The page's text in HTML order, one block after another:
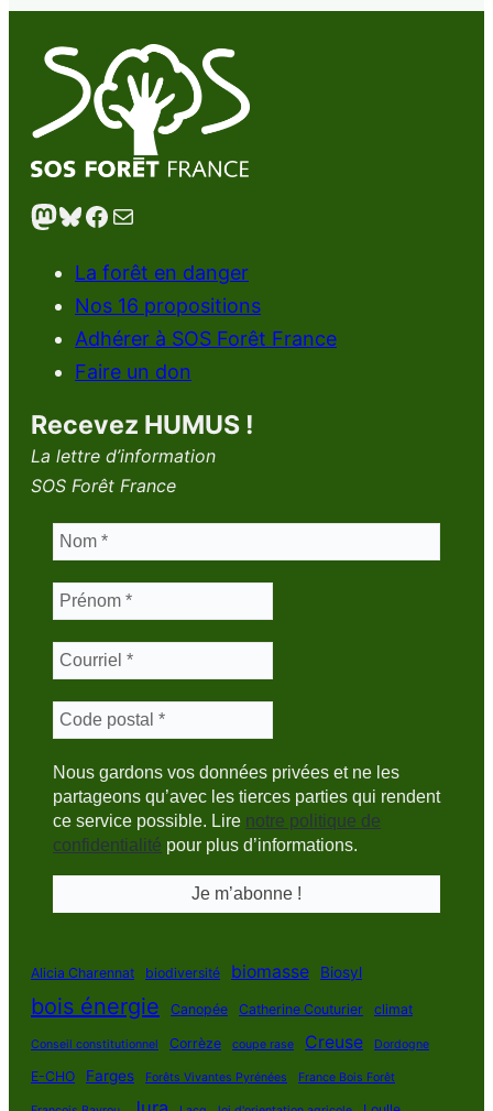
Mastodon Bluesky Facebook E-mail
La forêt en danger
Nos 16 propositions
Adhérer à SOS Forêt France
Faire un don
Recevez HUMUS !
La lettre d’information
SOS Forêt France
Nous gardons vos données privées et ne les
partageons qu’avec les tierces parties qui rendent
ce service possible. Lire notre politique de
confidentialité pour plus d’informations.
Alicia Charennat biodiversité biomasse Biosyl
bois énergie Canopée Catherine Couturier climat
Conseil constitutionnel Corrèze coupe rase Creuse Dordogne
E-CHO Farges Forêts Vivantes Pyrénées France Bois Forêt